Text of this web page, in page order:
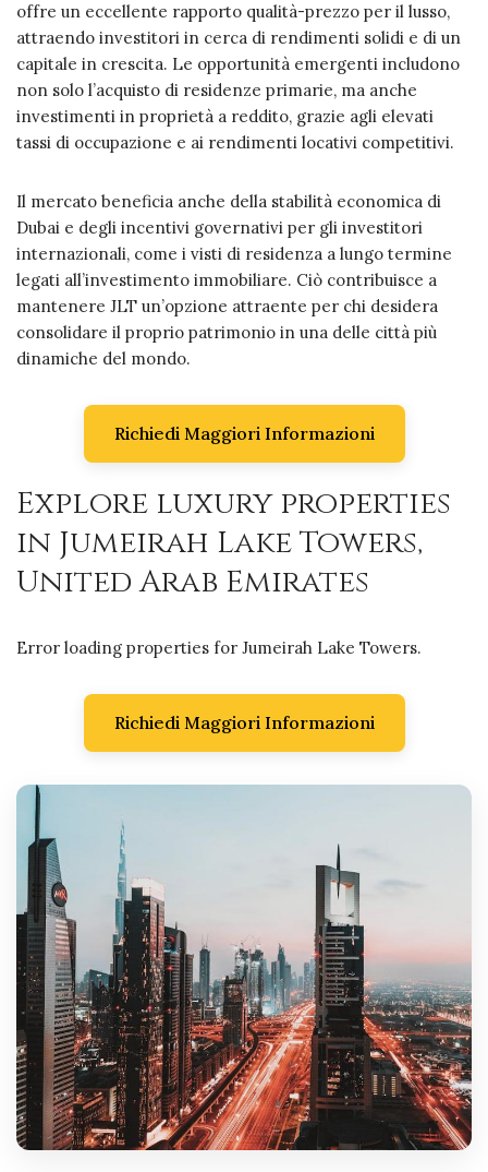
offre un eccellente rapporto qualità-prezzo per il lusso,
attraendo investitori in cerca di rendimenti solidi e di un
capitale in crescita. Le opportunità emergenti includono
non solo l’acquisto di residenze primarie, ma anche
investimenti in proprietà a reddito, grazie agli elevati
tassi di occupazione e ai rendimenti locativi competitivi.
Il mercato beneficia anche della stabilità economica di
Dubai e degli incentivi governativi per gli investitori
internazionali, come i visti di residenza a lungo termine
legati all’investimento immobiliare. Ciò contribuisce a
mantenere JLT un’opzione attraente per chi desidera
consolidare il proprio patrimonio in una delle città più
dinamiche del mondo.
Richiedi Maggiori Informazioni
Explore luxury properties
in Jumeirah Lake Towers,
United Arab Emirates
Error loading properties for Jumeirah Lake Towers.
Richiedi Maggiori Informazioni